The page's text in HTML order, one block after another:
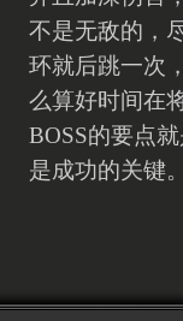
不是无敌的，
环就后跳一次
么算好时间在
BOSS的要点
是成功的关键